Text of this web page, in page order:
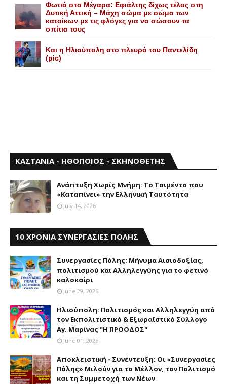
Φωτιά στα Μέγαρα: Εφιάλτης δίχως τέλος στη
Δυτική Αττική – Μάχη σώμα με σώμα των
κατοίκων με τις φλόγες για να σώσουν τα
σπίτια τους
Και η Ηλιούπολη στο πλευρό του Παντελίδη
(pic)
ΚΑΣΤΑΝΙΑ - ΗΘΟΠΟΙΟΣ - ΣΚΗΝΟΘΕΤΗΣ
Aνάπτυξη Xωρίς Mνήμη: Το Τσιμέντο που
«Καταπίνει» την Ελληνική Ταυτότητα
July 14, 2026
10 ΧΡΟΝΙΑ ΣΥΝΕΡΓΑΣΙΕΣ ΠΟΛΗΣ
Συνεργασίες Πόλης: Mήνυμα Aισιοδοξίας,
πολιτισμού και Aλληλεγγύης για το φετινό
καλοκαίρι
June 29, 2026
Ηλιούπολη: Πολιτισμός και Aλληλεγγύη από
τον Εκπολιτιστικό & Εξωραϊστικό Σύλλογο
Αγ. Μαρίνας "Η ΠΡΟΟΔΟΣ"
June 01, 2026
Αποκλειστική - Συνέντευξη: Οι «Συνεργασίες
Πόλης» Μιλούν για το Μέλλον, τον Πολιτισμό
και τη Συμμετοχή των Νέων